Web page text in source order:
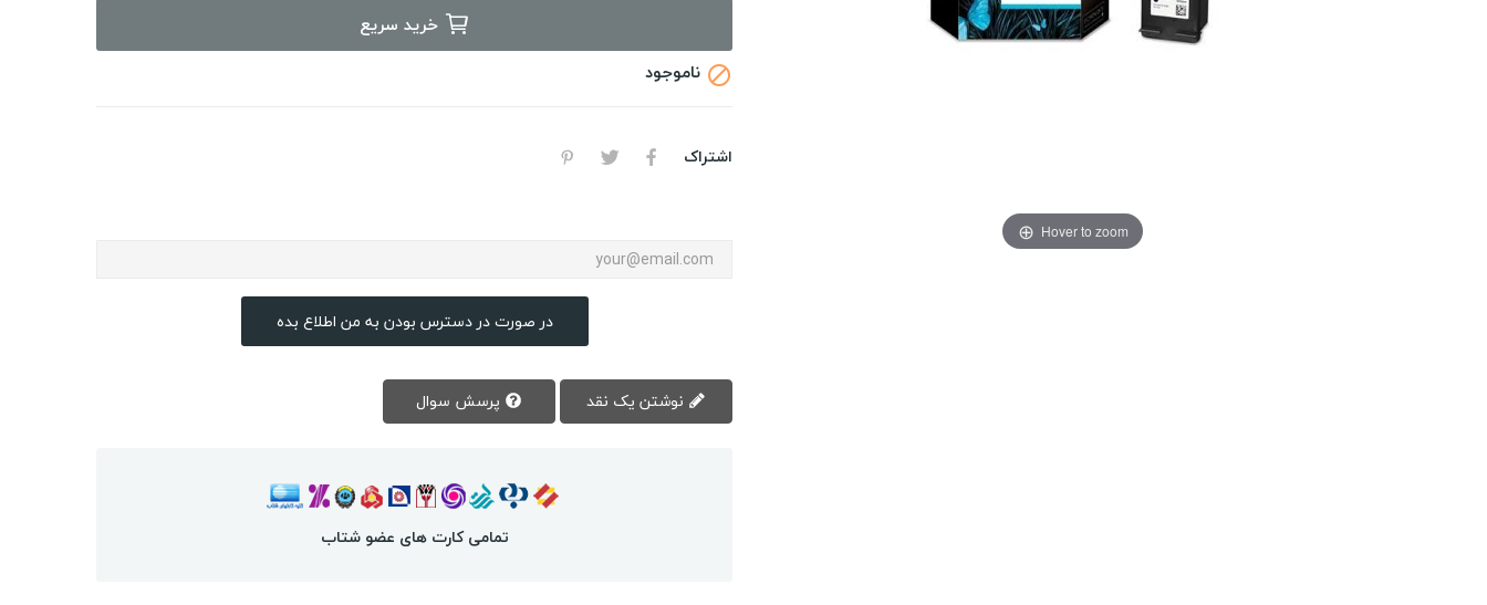
Hover to zoom
خرید سریع
 ناموجود
اشتراک
در صورت در دسترس بودن به من اطلاع بده
تمامی کارت های عضو شتاب